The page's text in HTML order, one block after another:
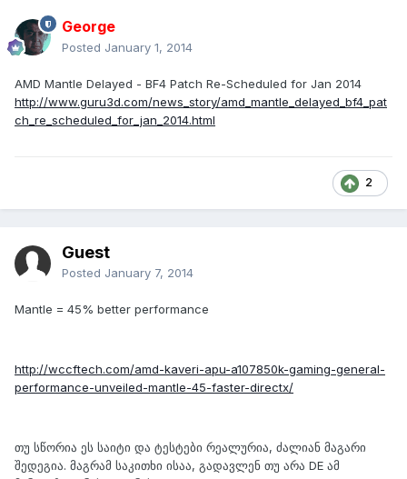
George
Posted January 1, 2014
AMD Mantle Delayed - BF4 Patch Re-Scheduled for Jan 2014
http://www.guru3d.com/news_story/amd_mantle_delayed_bf4_pat
ch_re_scheduled_for_jan_2014.html
2
Guest
Posted January 7, 2014
Mantle = 45% better performance
http://wccftech.com/amd-kaveri-apu-a107850k-gaming-general-
performance-unveiled-mantle-45-faster-directx/
თუ სწორია ეს საიტი და ტესტები რეალურია, ძალიან მაგარი
შედეგია. მაგრამ საკითხი ისაა, გადავლენ თუ არა DE ამ